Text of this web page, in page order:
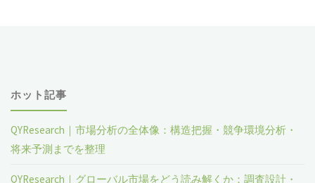
ホット記事
QYResearch｜市場分析の全体像：構造把握・競争環境分析・
将来予測までを整理
QYResearch｜グローバル市場をどう読み解くか：調査設計・